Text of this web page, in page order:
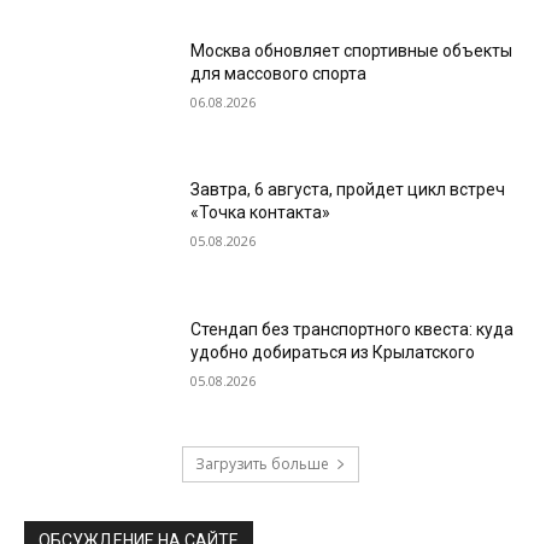
Москва обновляет спортивные объекты
для массового спорта
06.08.2026
Завтра, 6 августа, пройдет цикл встреч
«Точка контакта»
05.08.2026
Стендап без транспортного квеста: куда
удобно добираться из Крылатского
05.08.2026
Загрузить больше
ОБСУЖДЕНИЕ НА САЙТЕ